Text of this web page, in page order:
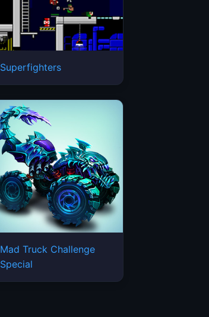
Superfighters
Mad Truck Challenge
Special